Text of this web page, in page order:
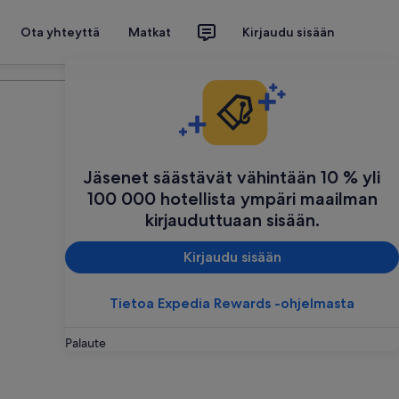
Ota yhteyttä Matkat Kirjaudu sisään
Jäsenet säästävät vähintään 10 % yli
100 000 hotellista ympäri maailman
kirjauduttuaan sisään.
Kirjaudu sisään
Tietoa Expedia Rewards -ohjelmasta
Palaute